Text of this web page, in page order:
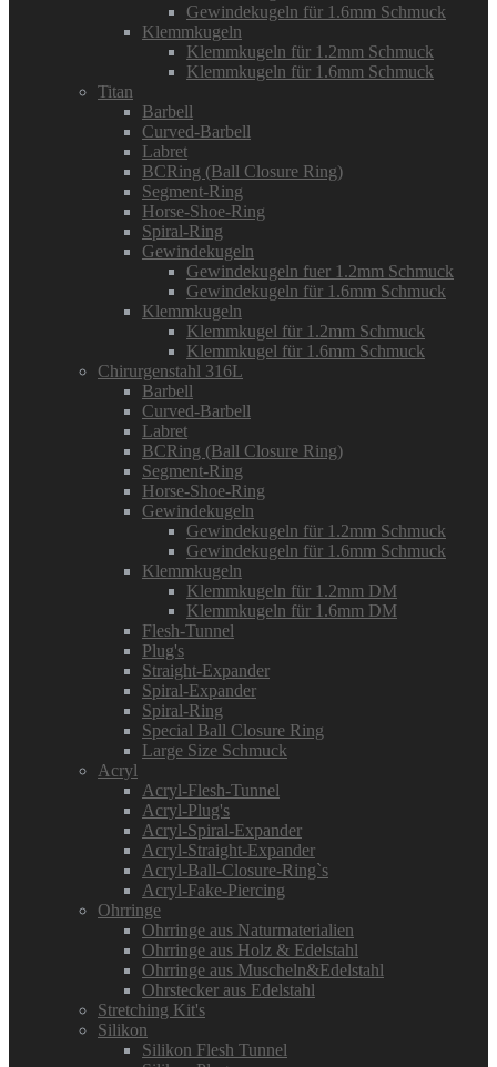
Gewindekugeln für 1.6mm Schmuck
Klemmkugeln
Klemmkugeln für 1.2mm Schmuck
Klemmkugeln für 1.6mm Schmuck
Titan
Barbell
Curved-Barbell
Labret
BCRing (Ball Closure Ring)
Segment-Ring
Horse-Shoe-Ring
Spiral-Ring
Gewindekugeln
Gewindekugeln fuer 1.2mm Schmuck
Gewindekugeln für 1.6mm Schmuck
Klemmkugeln
Klemmkugel für 1.2mm Schmuck
Klemmkugel für 1.6mm Schmuck
Chirurgenstahl 316L
Barbell
Curved-Barbell
Labret
BCRing (Ball Closure Ring)
Segment-Ring
Horse-Shoe-Ring
Gewindekugeln
Gewindekugeln für 1.2mm Schmuck
Gewindekugeln für 1.6mm Schmuck
Klemmkugeln
Klemmkugeln für 1.2mm DM
Klemmkugeln für 1.6mm DM
Flesh-Tunnel
Plug's
Straight-Expander
Spiral-Expander
Spiral-Ring
Special Ball Closure Ring
Large Size Schmuck
Acryl
Acryl-Flesh-Tunnel
Acryl-Plug's
Acryl-Spiral-Expander
Acryl-Straight-Expander
Acryl-Ball-Closure-Ring`s
Acryl-Fake-Piercing
Ohrringe
Ohrringe aus Naturmaterialien
Ohrringe aus Holz & Edelstahl
Ohrringe aus Muscheln&Edelstahl
Ohrstecker aus Edelstahl
Stretching Kit's
Silikon
Silikon Flesh Tunnel